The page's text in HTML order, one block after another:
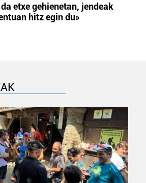
etxe gehienetan, jendeak
hitz egin du»